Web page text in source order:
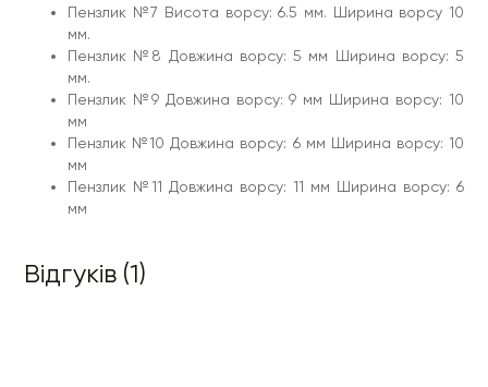
Пензлик №7 Висота ворсу: 6.5 мм. Ширина ворсу 10
мм.
Пензлик №8 Довжина ворсу: 5 мм Ширина ворсу: 5
мм.
Пензлик №9 Довжина ворсу: 9 мм Ширина ворсу: 10
мм
Пензлик №10 Довжина ворсу: 6 мм Ширина ворсу: 10
мм
Пензлик №11 Довжина ворсу: 11 мм Ширина ворсу: 6
мм
Відгуків (1)